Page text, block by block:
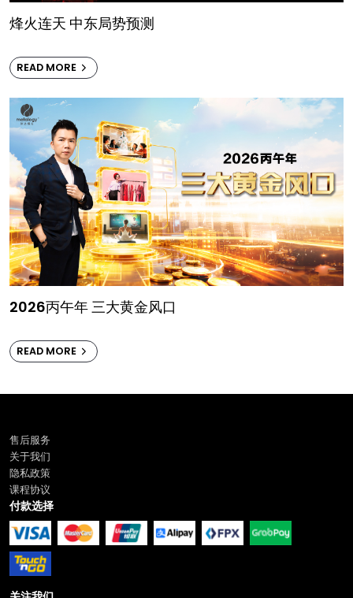
烽火连天 中东局势预测
READ MORE
2026丙午年 三大黄金风口
READ MORE
售后服务
关于我们
隐私政策
课程协议
付款选择